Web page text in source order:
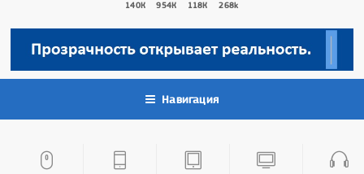
140К 954К 118К 268k
Навигация